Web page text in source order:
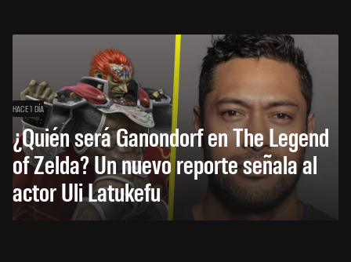
HACE 1 DÍA
¿Quién será Ganondorf en The Legend
of Zelda? Un nuevo reporte señala al
actor Uli Latukefu